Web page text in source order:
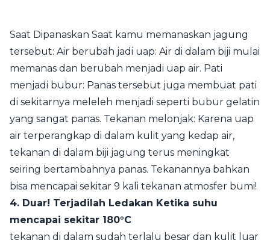
Saat Dipanaskan Saat kamu memanaskan jagung
tersebut: Air berubah jadi uap: Air di dalam biji mulai
memanas dan berubah menjadi uap air. Pati
menjadi bubur: Panas tersebut juga membuat pati
di sekitarnya meleleh menjadi seperti bubur gelatin
yang sangat panas. Tekanan melonjak: Karena uap
air terperangkap di dalam kulit yang kedap air,
tekanan di dalam biji jagung terus meningkat
seiring bertambahnya panas. Tekanannya bahkan
bisa mencapai sekitar 9 kali tekanan atmosfer bumi!
4. Duar! Terjadilah Ledakan Ketika suhu
mencapai sekitar 180°C
tekanan di dalam sudah terlalu besar dan kulit luar